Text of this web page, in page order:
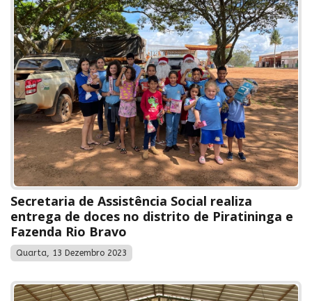
Secretaria de Assistência Social realiza
entrega de doces no distrito de Piratininga e
Fazenda Rio Bravo
Quarta, 13 Dezembro 2023